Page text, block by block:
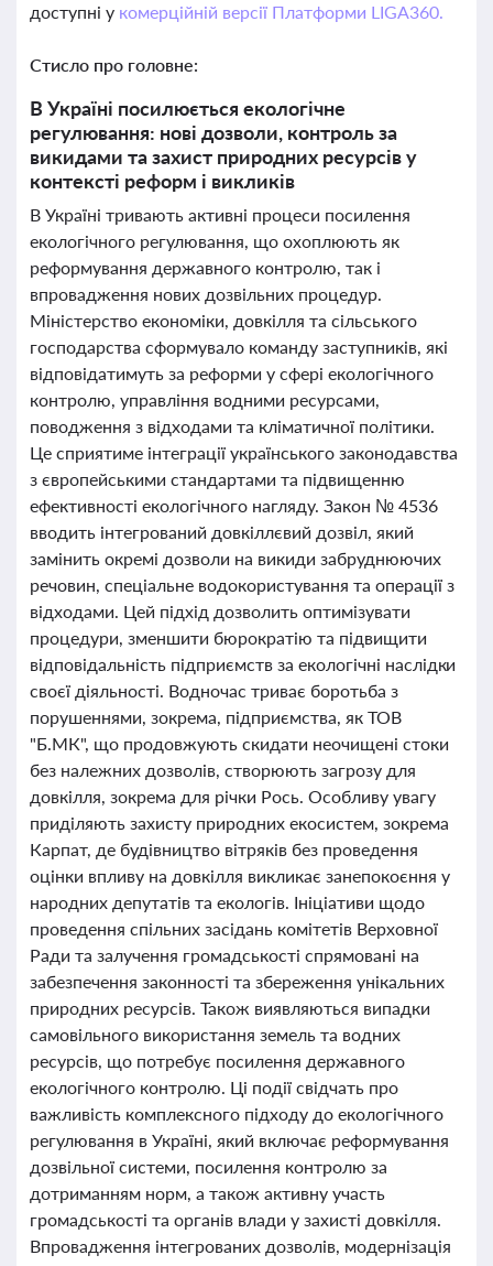
доступні у комерційній версії Платформи LIGA360.
Стисло про головне:
В Україні посилюється екологічне
регулювання: нові дозволи, контроль за
викидами та захист природних ресурсів у
контексті реформ і викликів
В Україні тривають активні процеси посилення
екологічного регулювання, що охоплюють як
реформування державного контролю, так і
впровадження нових дозвільних процедур.
Міністерство економіки, довкілля та сільського
господарства сформувало команду заступників, які
відповідатимуть за реформи у сфері екологічного
контролю, управління водними ресурсами,
поводження з відходами та кліматичної політики.
Це сприятиме інтеграції українського законодавства
з європейськими стандартами та підвищенню
ефективності екологічного нагляду. Закон № 4536
вводить інтегрований довкіллєвий дозвіл, який
замінить окремі дозволи на викиди забруднюючих
речовин, спеціальне водокористування та операції з
відходами. Цей підхід дозволить оптимізувати
процедури, зменшити бюрократію та підвищити
відповідальність підприємств за екологічні наслідки
своєї діяльності. Водночас триває боротьба з
порушеннями, зокрема, підприємства, як ТОВ
"Б.МК", що продовжують скидати неочищені стоки
без належних дозволів, створюють загрозу для
довкілля, зокрема для річки Рось. Особливу увагу
приділяють захисту природних екосистем, зокрема
Карпат, де будівництво вітряків без проведення
оцінки впливу на довкілля викликає занепокоєння у
народних депутатів та екологів. Ініціативи щодо
проведення спільних засідань комітетів Верховної
Ради та залучення громадськості спрямовані на
забезпечення законності та збереження унікальних
природних ресурсів. Також виявляються випадки
самовільного використання земель та водних
ресурсів, що потребує посилення державного
екологічного контролю. Ці події свідчать про
важливість комплексного підходу до екологічного
регулювання в Україні, який включає реформування
дозвільної системи, посилення контролю за
дотриманням норм, а також активну участь
громадськості та органів влади у захисті довкілля.
Впровадження інтегрованих дозволів, модернізація